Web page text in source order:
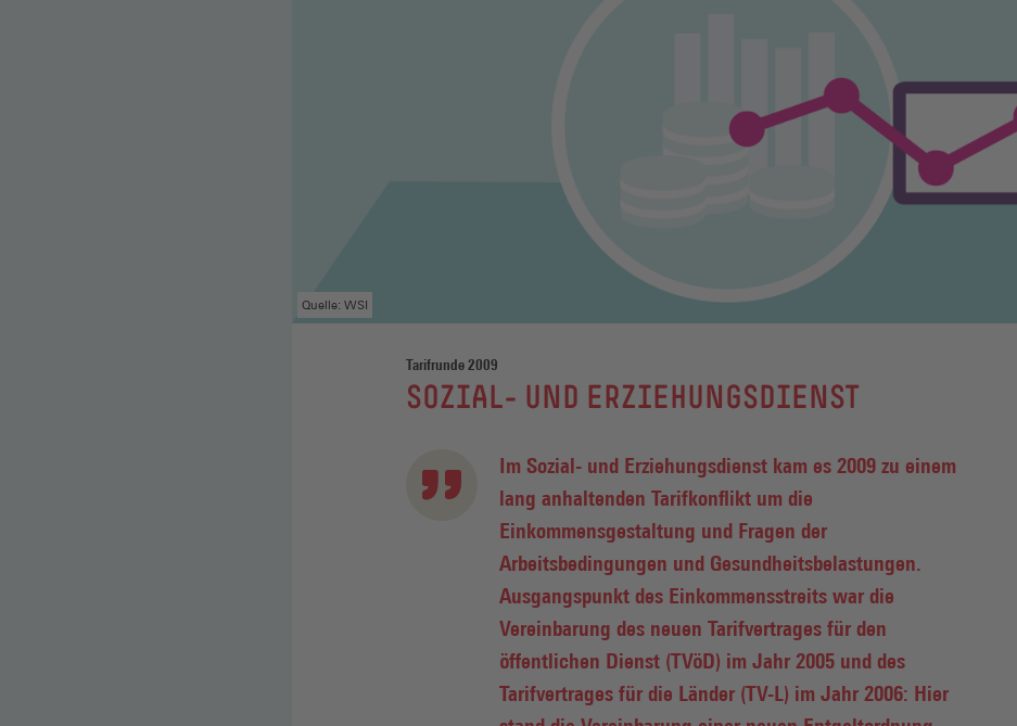
Quelle: WSI
Tarifrunde 2009
:
SOZIAL- UND ERZIEHUNGSDIENST
Im Sozial- und Erziehungsdienst kam es 2009 zu einem
lang anhaltenden Tarifkonflikt um die
Einkommensgestaltung und Fragen der
Arbeitsbedingungen und Gesundheitsbelastungen.
Ausgangspunkt des Einkommensstreits war die
Vereinbarung des neuen Tarifvertrages für den
öffentlichen Dienst (TVöD) im Jahr 2005 und des
Tarifvertrages für die Länder (TV-L) im Jahr 2006: Hier